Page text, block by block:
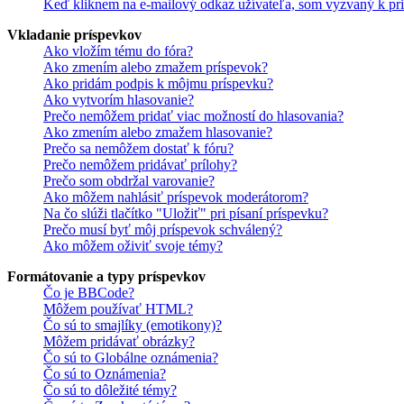
Keď kliknem na e-mailový odkaz užívateľa, som vyzvaný k
Vkladanie príspevkov
Ako vložím tému do fóra?
Ako zmením alebo zmažem príspevok?
Ako pridám podpis k môjmu príspevku?
Ako vytvorím hlasovanie?
Prečo nemôžem pridať viac možností do hlasovania?
Ako zmením alebo zmažem hlasovanie?
Prečo sa nemôžem dostať k fóru?
Prečo nemôžem pridávať prílohy?
Prečo som obdržal varovanie?
Ako môžem nahlásiť príspevok moderátorom?
Na čo slúži tlačítko "Uložiť" pri písaní príspevku?
Prečo musí byť môj príspevok schválený?
Ako môžem oživiť svoje témy?
Formátovanie a typy príspevkov
Čo je BBCode?
Môžem používať HTML?
Čo sú to smajlíky (emotikony)?
Môžem pridávať obrázky?
Čo sú to Globálne oznámenia?
Čo sú to Oznámenia?
Čo sú to dôležité témy?